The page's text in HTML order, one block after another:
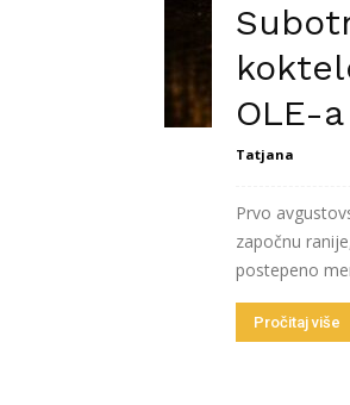
OLE-a
Tatjana
Prvo
započnu
postepeno
Pročitaj više